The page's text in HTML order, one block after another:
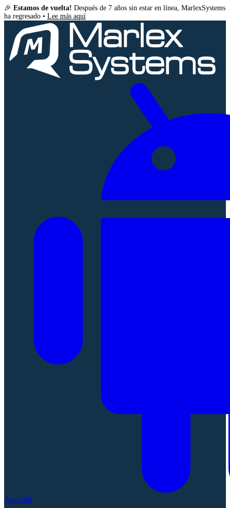
🎉 Estamos de vuelta! Después de 7 años sin estar en línea, MarlexSystems
ha regresado • Lee más aquí
Android